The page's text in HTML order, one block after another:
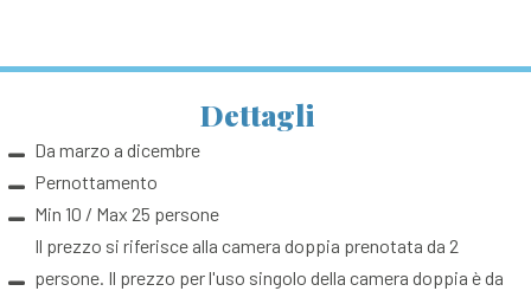
Dettagli
Da marzo a dicembre
Pernottamento
Min 10 / Max 25 persone
Il prezzo si riferisce alla camera doppia prenotata da 2
persone. Il prezzo per l'uso singolo della camera doppia è da